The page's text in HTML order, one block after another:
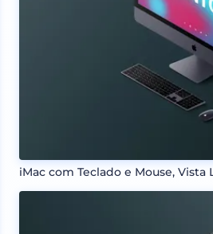
iMac com Teclado e Mouse, Vista